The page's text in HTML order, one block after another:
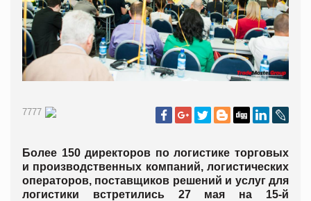
7777
Более 150 директоров по логистике торговых
и производственных компаний, логистических
операторов, поставщиков решений и услуг для
логистики встретились 27 мая на 15-й